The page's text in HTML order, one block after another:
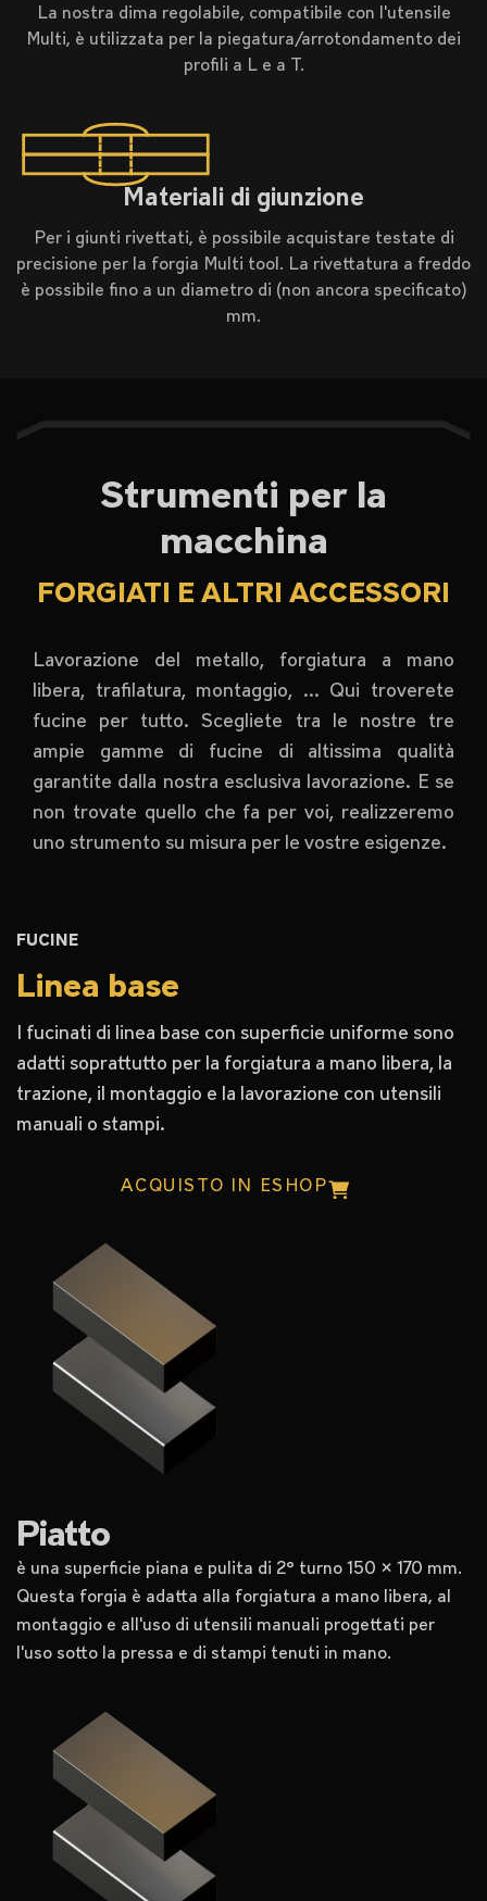
La nostra dima regolabile, compatibile con l'utensile
Multi, è utilizzata per la piegatura/arrotondamento dei
profili a L e a T.
Materiali di giunzione
Per i giunti rivettati, è possibile acquistare testate di
precisione per la forgia Multi tool. La rivettatura a freddo
è possibile fino a un diametro di (non ancora specificato)
mm.
Strumenti per la
macchina
FORGIATI E ALTRI ACCESSORI
Lavorazione del metallo, forgiatura a mano
libera, trafilatura, montaggio, ... Qui troverete
fucine per tutto. Scegliete tra le nostre tre
ampie gamme di fucine di altissima qualità
garantite dalla nostra esclusiva lavorazione. E se
non trovate quello che fa per voi, realizzeremo
uno strumento su misura per le vostre esigenze.
FUCINE
Linea base
I fucinati di linea base con superficie uniforme sono
adatti soprattutto per la forgiatura a mano libera, la
trazione, il montaggio e la lavorazione con utensili
manuali o stampi.
ACQUISTO IN ESHOP
Piatto
è una superficie piana e pulita di 2° turno 150 x 170 mm.
Questa forgia è adatta alla forgiatura a mano libera, al
montaggio e all'uso di utensili manuali progettati per
l'uso sotto la pressa e di stampi tenuti in mano.